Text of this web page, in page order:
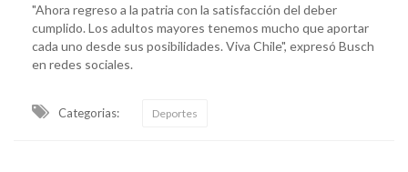
"Ahora regreso a la patria con la satisfacción del deber
cumplido. Los adultos mayores tenemos mucho que aportar
cada uno desde sus posibilidades. Viva Chile", expresó Busch
en redes sociales.
Categorias: Deportes